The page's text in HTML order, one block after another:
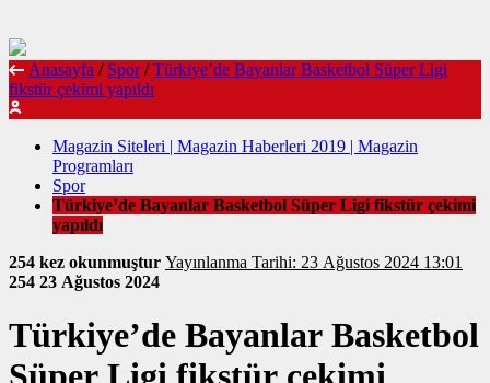
Anasayfa / Spor / Türkiye’de Bayanlar Basketbol Süper Ligi
fikstür çekimi yapıldı
Magazin Siteleri | Magazin Haberleri 2019 | Magazin
Programları
Spor
Türkiye’de Bayanlar Basketbol Süper Ligi fikstür çekimi
yapıldı
254 kez okunmuştur
Yayınlanma Tarihi: 23 Ağustos 2024 13:01
254 23 Ağustos 2024
Türkiye’de Bayanlar Basketbol